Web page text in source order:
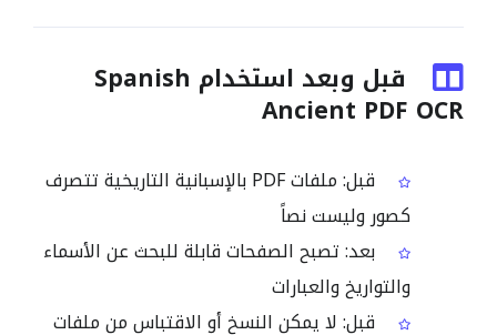
قبل وبعد استخدام Spanish
Ancient PDF OCR
قبل: ملفات PDF بالإسبانية التاريخية تتصرف
كصور وليست نصاً
بعد: تصبح الصفحات قابلة للبحث عن الأسماء
والتواريخ والعبارات
قبل: لا يمكن النسخ أو الاقتباس من ملفات